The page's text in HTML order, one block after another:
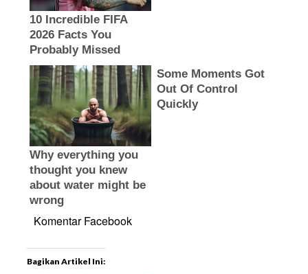
Komentar Facebook
Bagikan Artikel Ini: